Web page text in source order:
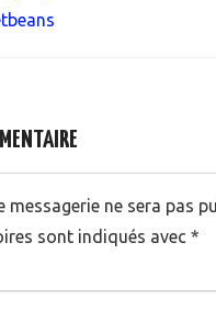
messagerie ne sera pas
sont indiqués avec*